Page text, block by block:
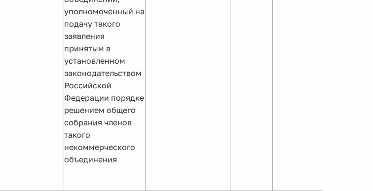
уполномоченный на
подачу такого
заявления
принятым в
установленном
законодательством
Российской
Федерации порядке
решением общего
собрания членов
такого
некоммерческого
объединения